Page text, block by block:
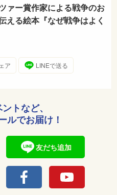
去られます。その事実をあ
あり、著名なオピニオンリ
ーが、普通の生活、女
しかし強く訴えかけてい
地に良い変化をもたらすで
ない」という現実の感覚を
とです。 この本からその
ます。
正樹
ァー賞作家による戦争のお
える絵本『なぜ戦争はよく
ア LINEで送る
トなど、
ルでお届け！
友だち追加